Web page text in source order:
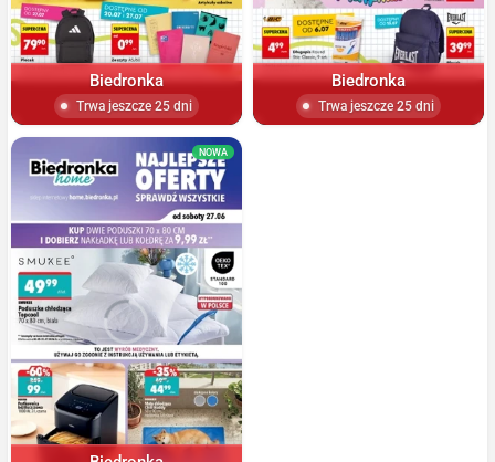
Biedronka
Trwa jeszcze 25 dni
Biedronka
Trwa jeszcze 25 dni
NOWA